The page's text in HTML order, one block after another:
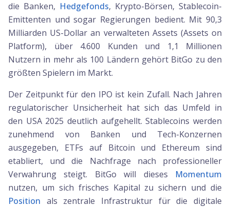
die Banken, Hedgefonds, Krypto-Börsen, Stablecoin-
Emittenten und sogar Regierungen bedient. Mit 90,3
Milliarden US-Dollar an verwalteten Assets (Assets on
Platform), über 4.600 Kunden und 1,1 Millionen
Nutzern in mehr als 100 Ländern gehört BitGo zu den
größten Spielern im Markt.
Der Zeitpunkt für den IPO ist kein Zufall. Nach Jahren
regulatorischer Unsicherheit hat sich das Umfeld in
den USA 2025 deutlich aufgehellt. Stablecoins werden
zunehmend von Banken und Tech-Konzernen
ausgegeben, ETFs auf Bitcoin und Ethereum sind
etabliert, und die Nachfrage nach professioneller
Verwahrung steigt. BitGo will dieses Momentum
nutzen, um sich frisches Kapital zu sichern und die
Position als zentrale Infrastruktur für die digitale